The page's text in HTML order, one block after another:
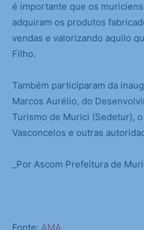
é importante que os
adquiram os produtos
vendas e valorizando aquilo
Filho.
Também participaram da
Marcos Aurélio, do
Turismo de Murici (Sedetur),
Vasconcelos e outras
_Por Ascom Prefeitura de
Fonte: AMA